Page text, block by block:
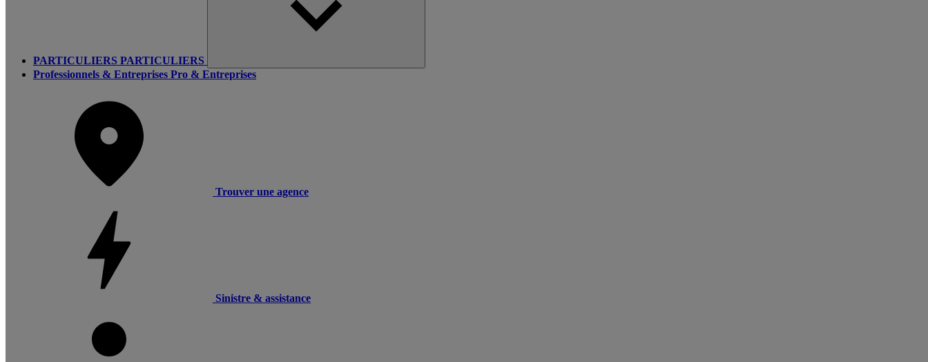
PARTICULIERS PARTICULIERS
Professionnels & Entreprises Pro & Entreprises
Trouver une agence
Sinistre & assistance